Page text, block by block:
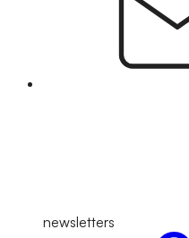
newsletters